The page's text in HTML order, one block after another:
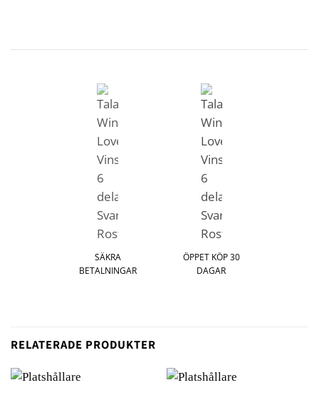
SÄKRA
BETALNINGAR
ÖPPET KÖP 30
DAGAR
RELATERADE PRODUKTER